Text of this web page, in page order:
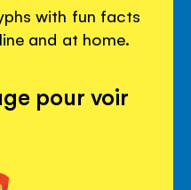
with fun facts
and at home.
pour voir